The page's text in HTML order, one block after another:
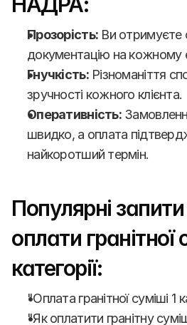
Прозорість: Ви отримуєте
документацію на кожному
Гнучкість: Різноманіття
зручності кожного клієнта.
Оперативність:
швидко, а оплата
найкоротший термін.
Популярні
оплати гранітної
категорії:
"Оплата гранітної суміші 1
"Як оплатити гранітну